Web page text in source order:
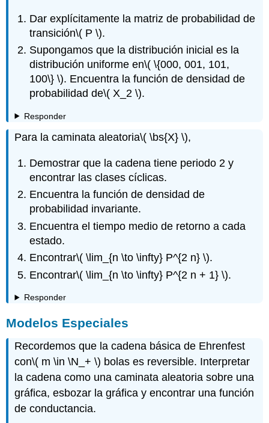
Dar explícitamente la matriz de probabilidad de
transición\( P \).
Supongamos que la distribución inicial es la
distribución uniforme en\( \{000, 001, 101,
100\} \). Encuentra la función de densidad de
probabilidad de\( X_2 \).
Responder
Para la caminata aleatoria\( \bs{X} \),
Demostrar que la cadena tiene periodo 2 y
encontrar las clases cíclicas.
Encuentra la función de densidad de
probabilidad invariante.
Encuentra el tiempo medio de retorno a cada
estado.
Encontrar\( \lim_{n \to \infty} P^{2 n} \).
Encontrar\( \lim_{n \to \infty} P^{2 n + 1} \).
Responder
Modelos Especiales
Recordemos que la cadena básica de Ehrenfest
con\( m \in \N_+ \) bolas es reversible. Interpretar
la cadena como una caminata aleatoria sobre una
gráfica, esbozar la gráfica y encontrar una función
de conductancia.